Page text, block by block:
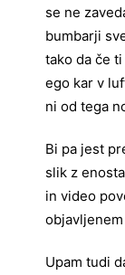
se ne
bumbarji
tako da če
ego kar v
ni od tega
Bi pa jest
slik z
in video
Upam tudi